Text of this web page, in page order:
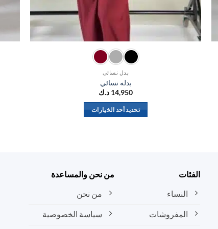
بدل نسائي
بدله نسائي
14,950 د.ك
تحديد أحد الخيارات
لهذا
المنتج.
اختيار
الفئات
النساء
المفروشات
من نحن والمساعدة
من نحن
سياسة الخصوصية